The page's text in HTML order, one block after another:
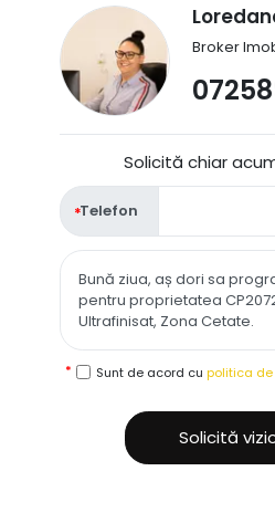
Broker
Solicită chiar
Telefon
Sunt de acord cu politica
Solicită